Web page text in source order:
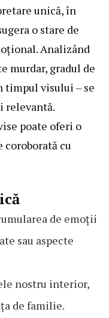
unică, în
o stare de
Analizând
murdar, gradul de
visului – se
relevantă.
poate oferi o
cu
de emoții
sau aspecte
nostru interior,
de familie.